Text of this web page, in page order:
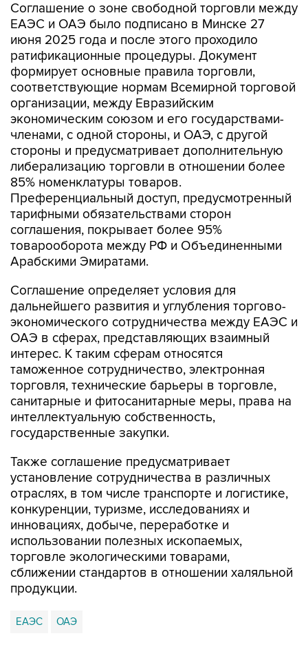
Соглашение о зоне свободной торговли между
ЕАЭС и ОАЭ было подписано в Минске 27
июня 2025 года и после этого проходило
ратификационные процедуры. Документ
формирует основные правила торговли,
соответствующие нормам Всемирной торговой
организации, между Евразийским
экономическим союзом и его государствами-
членами, с одной стороны, и ОАЭ, с другой
стороны и предусматривает дополнительную
либерализацию торговли в отношении более
85% номенклатуры товаров.
Преференциальный доступ, предусмотренный
тарифными обязательствами сторон
соглашения, покрывает более 95%
товарооборота между РФ и Объединенными
Арабскими Эмиратами.
Соглашение определяет условия для
дальнейшего развития и углубления торгово-
экономического сотрудничества между ЕАЭС и
ОАЭ в сферах, представляющих взаимный
интерес. К таким сферам относятся
таможенное сотрудничество, электронная
торговля, технические барьеры в торговле,
санитарные и фитосанитарные меры, права на
интеллектуальную собственность,
государственные закупки.
Также соглашение предусматривает
установление сотрудничества в различных
отраслях, в том числе транспорте и логистике,
конкуренции, туризме, исследованиях и
инновациях, добыче, переработке и
использовании полезных ископаемых,
торговле экологическими товарами,
сближении стандартов в отношении халяльной
продукции.
ЕАЭС ОАЭ